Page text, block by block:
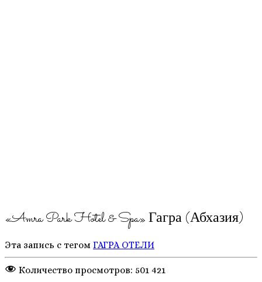
«Amra Park Hotel & Spa» Гагра (Абхазия)
Эта запись с тегом ГАГРА ОТЕЛИ
Количество просмотров: 501 421